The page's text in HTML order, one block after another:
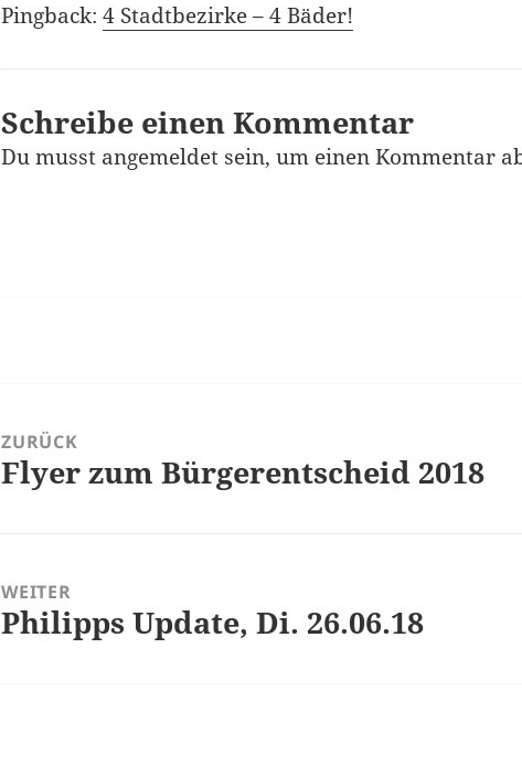
Pingback:4 Stadtbezirke – 4 Bäder!
Schreibe einen Kommentar
Du musst angemeldet sein, um einen Kommentar
ZURÜCK
Flyer zum Bürgerentscheid 2018
WEITER
Philipps Update, Di. 26.06.18